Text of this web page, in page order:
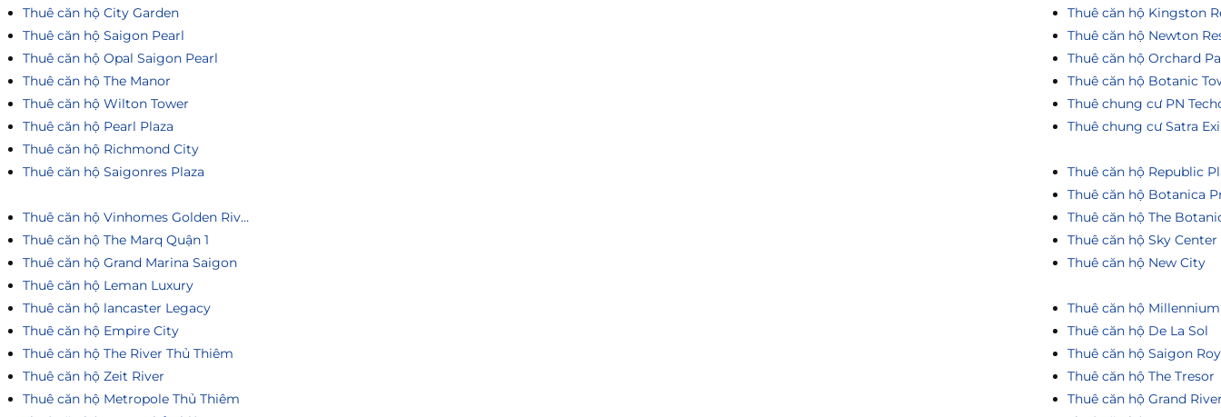
Thuê căn hộ City Garden
Thuê căn hộ Saigon Pearl
Thuê căn hộ Opal Saigon Pearl
Thuê căn hộ The Manor
Thuê căn hộ Wilton Tower
Thuê căn hộ Pearl Plaza
Thuê căn hộ Richmond City
Thuê căn hộ Saigonres Plaza
Thuê căn hộ Vinhomes Golden River
Thuê căn hộ The Marq Quận 1
Thuê căn hộ Grand Marina Saigon
Thuê căn hộ Leman Luxury
Thuê căn hộ lancaster Legacy
Thuê căn hộ Empire City
Thuê căn hộ The River Thủ Thiêm
Thuê căn hộ Zeit River
Thuê căn hộ Metropole Thủ Thiêm
Thuê căn hộ Kingston
Thuê căn hộ Newton
Thuê căn hộ Orchard
Thuê căn hộ Botanic
Thuê chung cư PN
Thuê chung cư Satra
Thuê căn hộ Republic
Thuê căn hộ Botanica
Thuê căn hộ The
Thuê căn hộ Sky Center
Thuê căn hộ New City
Thuê căn hộ Millennium
Thuê căn hộ De La Sol
Thuê căn hộ Saigon
Thuê căn hộ The Tresor
Thuê căn hộ Grand